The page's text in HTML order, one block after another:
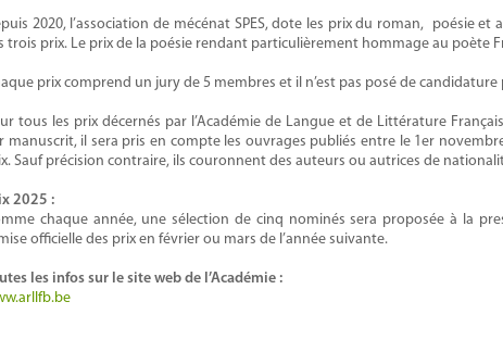
2020, l’association de mécénat SPES, dote les prix du roman, poésie
trois prix. Le prix de la poésie rendant particulièrement hommage au poète
prix comprend un jury de 5 membres et il n’est pas posé de candidature
tous les prix décernés par l’Académie de Langue et de Littérature
manuscrit, il sera pris en compte les ouvrages publiés entre le 1er
Sauf précision contraire, ils couronnent des auteurs ou autrices de
2025 :
chaque année, une sélection de cinq nominés sera proposée à la
officielle des prix en février ou mars de l’année suivante.
les infos sur le site web de l’Académie :